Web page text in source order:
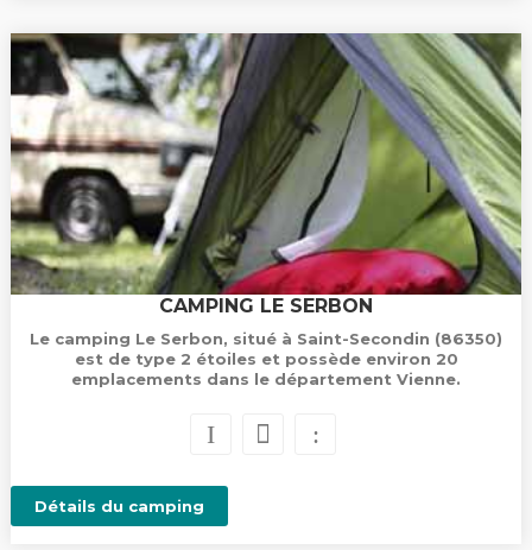
CAMPING LE SERBON
Le camping Le Serbon, situé à Saint-Secondin (86350)
est de type 2 étoiles et possède environ 20
emplacements dans le département Vienne.
Détails du camping